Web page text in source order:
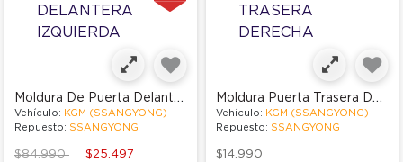
Moldura De Puerta Delantera Izquierda
Vehículo: KGM (SSANGYONG)
Repuesto: SSANGYONG
Price reduced from
$84.990to $25.497
Moldura Puerta Trasera Derecha
Vehículo: KGM (SSANGYONG)
Repuesto: SSANGYONG
$14.990